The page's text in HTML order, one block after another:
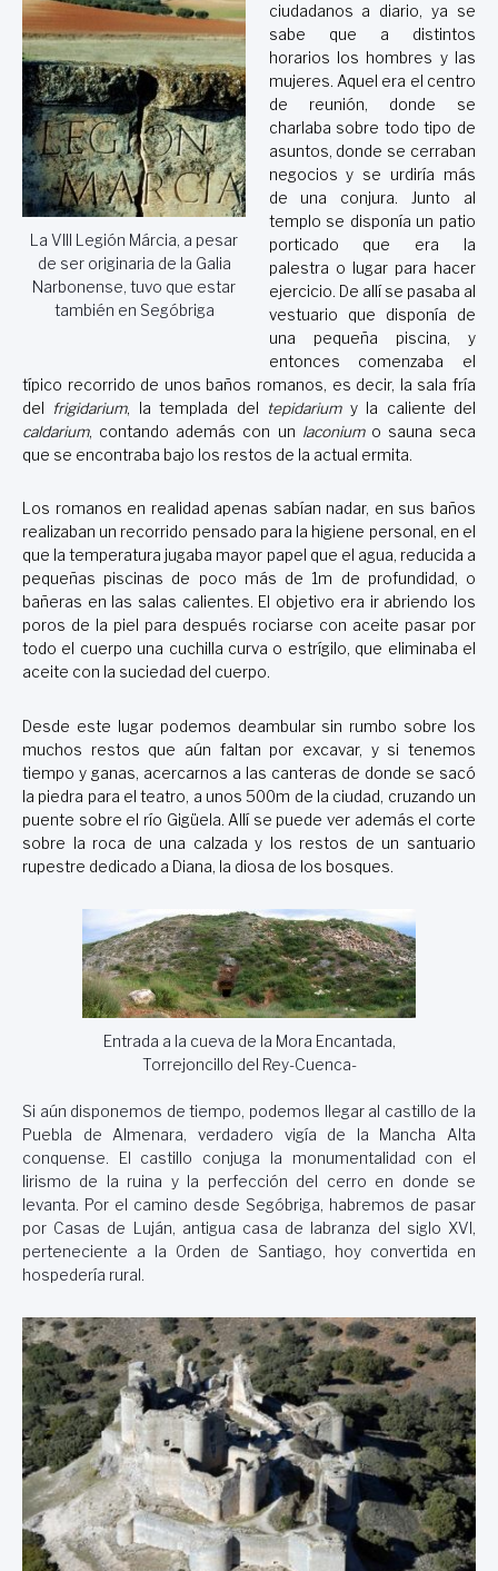
La VIII Legión Márcia, a pesar
de ser originaria de la Galia
Narbonense, tuvo que estar
también en Segóbriga
ciudadanos a diario, ya se
sabe que a distintos
horarios los hombres y las
mujeres. Aquel era el centro
de reunión, donde se
charlaba sobre todo tipo de
asuntos, donde se cerraban
negocios y se urdiría más
de una conjura. Junto al
templo se disponía un patio
porticado que era la
palestra o lugar para hacer
ejercicio. De allí se pasaba al
vestuario que disponía de
una pequeña piscina, y
entonces comenzaba el
típico recorrido de unos baños romanos, es decir, la sala fría
del frigidarium, la templada del tepidariumy la caliente del
caldarium, contando además con un laconiumo sauna seca
que se encontraba bajo los restos de la actual ermita.
Los romanos en realidad apenas sabían nadar, en sus baños
realizaban un recorrido pensado para la higiene personal, en el
que la temperatura jugaba mayor papel que el agua, reducida a
pequeñas piscinas de poco más de 1m de profundidad, o
bañeras en las salas calientes. El objetivo era ir abriendo los
poros de la piel para después rociarse con aceite pasar por
todo el cuerpo una cuchilla curva o estrígilo, que eliminaba el
aceite con la suciedad del cuerpo.
Desde este lugar podemos deambular sin rumbo sobre los
muchos restos que aún faltan por excavar, y si tenemos
tiempo y ganas, acercarnos a las canteras de donde se sacó
la piedra para el teatro, a unos 500m de la ciudad, cruzando un
puente sobre el río Gigüela. Allí se puede ver además el corte
sobre la roca de una calzada y los restos de un santuario
rupestre dedicado a Diana, la diosa de los bosques.
Entrada a la cueva de la Mora Encantada,
Torrejoncillo del Rey-Cuenca-
Si aún disponemos de tiempo, podemos llegar al castillo de la
Puebla de Almenara, verdadero vigía de la Mancha Alta
conquense. El castillo conjuga la monumentalidad con el
lirismo de la ruina y la perfección del cerro en donde se
levanta. Por el camino desde Segóbriga, habremos de pasar
por Casas de Luján, antigua casa de labranza del siglo XVI,
perteneciente a la Orden de Santiago, hoy convertida en
hospedería rural.